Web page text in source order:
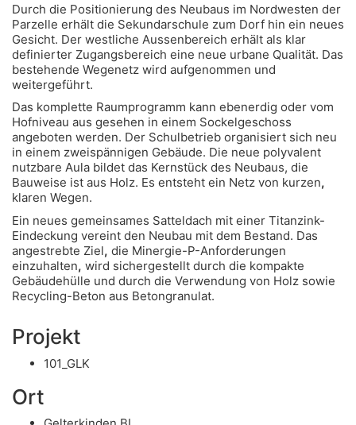
Durch die Positionierung des Neubaus im Nordwesten der
Parzelle erhält die Sekundarschule zum Dorf hin ein neues
Gesicht. Der westliche Aussenbereich erhält als klar
definierter Zugangsbereich eine neue urbane Qualität. Das
bestehende Wegenetz wird aufgenommen und
weitergeführt.
Das komplette Raumprogramm kann ebenerdig oder vom
Hofniveau aus gesehen in einem Sockelgeschoss
angeboten werden. Der Schulbetrieb organisiert sich neu
in einem zweispännigen Gebäude. Die neue polyvalent
nutzbare Aula bildet das Kernstück des Neubaus, die
Bauweise ist aus Holz. Es entsteht ein Netz von kurzen,
klaren Wegen.
Ein neues gemeinsames Satteldach mit einer Titanzink-
Eindeckung vereint den Neubau mit dem Bestand. Das
angestrebte Ziel, die Minergie-P-Anforderungen
einzuhalten, wird sichergestellt durch die kompakte
Gebäudehülle und durch die Verwendung von Holz sowie
Recycling-Beton aus Betongranulat.
Projekt
101_GLK
Ort